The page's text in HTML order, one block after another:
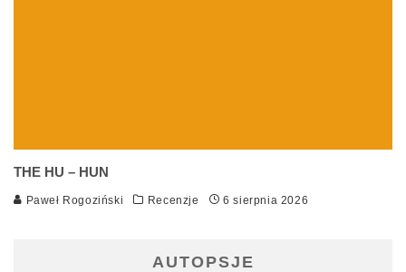
THE HU – HUN
Paweł Rogoziński Recenzje 6 sierpnia 2026
AUTOPSJE